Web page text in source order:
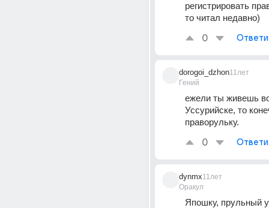
регистрировать
то читал недавно)
0
dorogoi_dzhon
Гений
11лет
ежели ты живешь
Уссурийске, то
праворульку.
0
dynmx
Оракул
11лет
Япошку, прульный